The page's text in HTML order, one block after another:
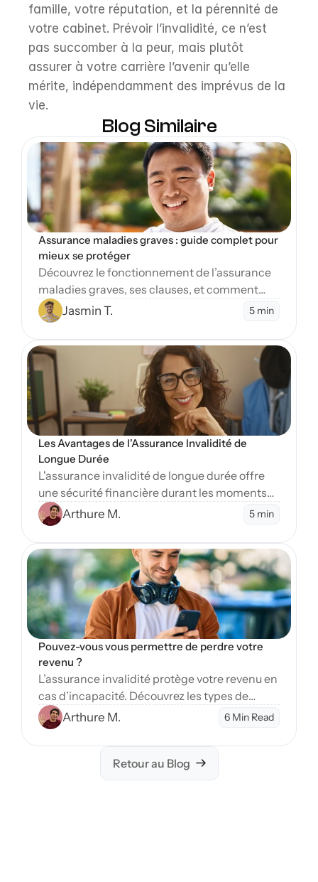
famille, votre réputation, et la pérennité de
votre cabinet. Prévoir l’invalidité, ce n’est
pas succomber à la peur, mais plutôt
assurer à votre carrière l’avenir qu’elle
mérite, indépendamment des imprévus de la
vie.
Blog Similaire
Blog
Assurance maladies graves : guide complet pour
mieux se protéger
Découvrez le fonctionnement de l’assurance
maladies graves, ses clauses, et comment
protéger vos finances en cas de diagnostic
sévère.
Jasmin T. 5 min
Blog
Les Avantages de l'Assurance Invalidité de
Longue Durée
L'assurance invalidité de longue durée offre
une sécurité financière durant les moments
difficiles. Apprenez-en plus sur ses nombreux
avantages essentiels.
Arthure M. 5 min
Blog
Pouvez-vous vous permettre de perdre votre
revenu ?
L’assurance invalidité protège votre revenu en
cas d’incapacité. Découvrez les types de
couverture et étapes pour sécuriser votre
avenir financier.
Arthure M. 6 Min Read
Retour au Blog